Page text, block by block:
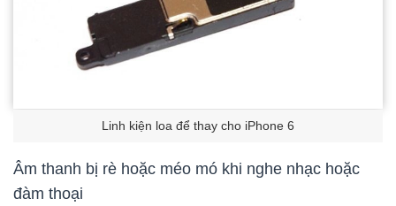
Linh kiện loa để thay cho iPhone 6
Âm thanh bị rè hoặc méo mó khi nghe nhạc hoặc
đàm thoại